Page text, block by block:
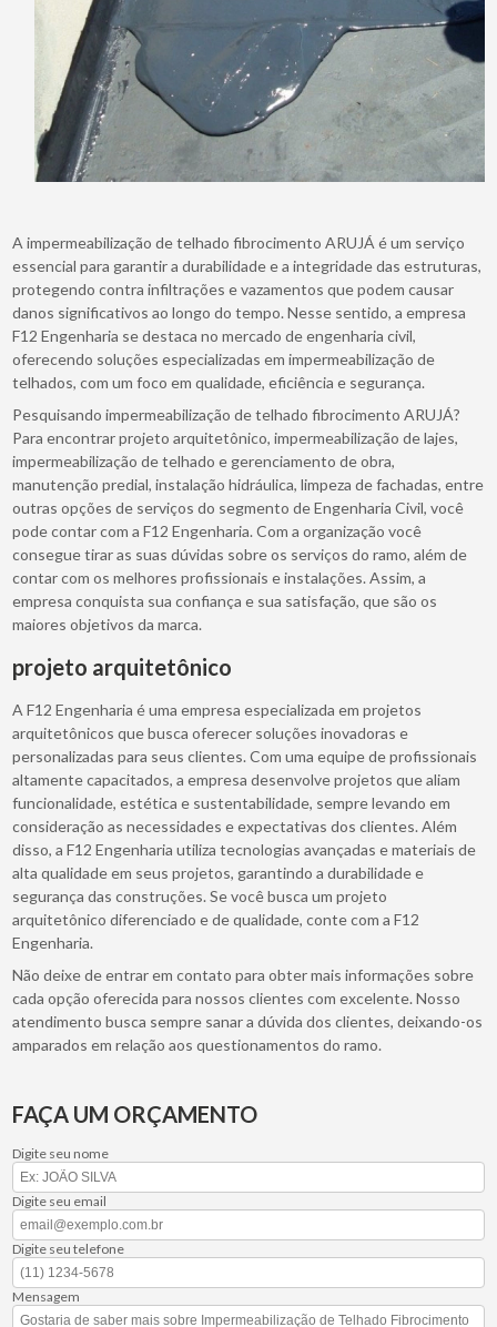
A impermeabilização de telhado fibrocimento ARUJÁ é um serviço
essencial para garantir a durabilidade e a integridade das estruturas,
protegendo contra infiltrações e vazamentos que podem causar
danos significativos ao longo do tempo. Nesse sentido, a empresa
F12 Engenharia se destaca no mercado de engenharia civil,
oferecendo soluções especializadas em impermeabilização de
telhados, com um foco em qualidade, eficiência e segurança.
Pesquisando impermeabilização de telhado fibrocimento ARUJÁ?
Para encontrar projeto arquitetônico, impermeabilização de lajes,
impermeabilização de telhado e gerenciamento de obra,
manutenção predial, instalação hidráulica, limpeza de fachadas, entre
outras opções de serviços do segmento de Engenharia Civil, você
pode contar com a F12 Engenharia. Com a organização você
consegue tirar as suas dúvidas sobre os serviços do ramo, além de
contar com os melhores profissionais e instalações. Assim, a
empresa conquista sua confiança e sua satisfação, que são os
maiores objetivos da marca.
projeto arquitetônico
A F12 Engenharia é uma empresa especializada em projetos
arquitetônicos que busca oferecer soluções inovadoras e
personalizadas para seus clientes. Com uma equipe de profissionais
altamente capacitados, a empresa desenvolve projetos que aliam
funcionalidade, estética e sustentabilidade, sempre levando em
consideração as necessidades e expectativas dos clientes. Além
disso, a F12 Engenharia utiliza tecnologias avançadas e materiais de
alta qualidade em seus projetos, garantindo a durabilidade e
segurança das construções. Se você busca um projeto
arquitetônico diferenciado e de qualidade, conte com a F12
Engenharia.
Não deixe de entrar em contato para obter mais informações sobre
cada opção oferecida para nossos clientes com excelente. Nosso
atendimento busca sempre sanar a dúvida dos clientes, deixando-os
amparados em relação aos questionamentos do ramo.
FAÇA UM ORÇAMENTO
Digite seu nome
Digite seu email
Digite seu telefone
Mensagem